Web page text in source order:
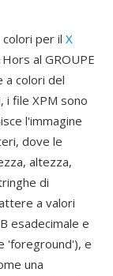
per il X
al GROUPE
a colori del
i file XPM sono
l'immagine
dove le
altezza,
di
a valori
esadecimale e
'foreground'), e
una